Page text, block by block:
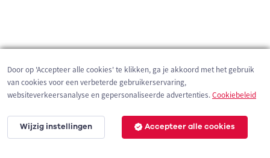
200 m
Door op 'Accepteer alle cookies' te klikken, ga je akkoord met het gebruik
van cookies voor een verbeterde gebruikerservaring,
websiteverkeersanalyse en gepersonaliseerde advertenties.Cookiebeleid
Wijzig instellingen Accepteer alle cookies